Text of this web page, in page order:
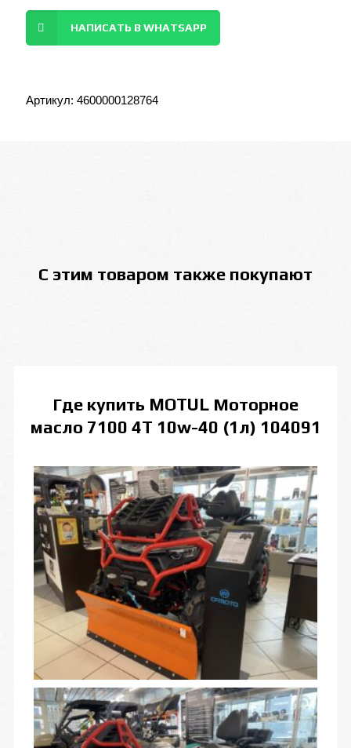
НАПИСАТЬ В WHATSAPP
Артикул: 4600000128764
С этим товаром также покупают
Где купить MOTUL Моторное
масло 7100 4T 10w-40 (1л) 104091